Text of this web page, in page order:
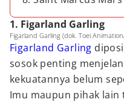
1. Figarland Garling
Figarland Garling (dok. Toei
Figarland Garling
sosok penting
kekuatannya belum
Imu maupun pihak lain